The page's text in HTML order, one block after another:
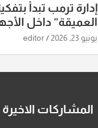
إدارة ترمب تبدأ
العميقة” داخل
الاستخباراتية
يونيو 23, 2026 editor
المشاركات الاخيرة